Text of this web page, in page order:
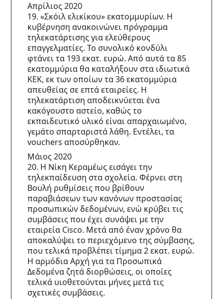
Απρίλιος 2020
19. «Σκόιλ ελικίκου» εκατομμυρίων. Η
κυβέρνηση ανακοινώνει πρόγραμμα
τηλεκατάρτισης για ελεύθερους
επαγγελματίες. Το συνολικό κονδύλι
φτάνει τα 193 εκατ. ευρώ. Από αυτά τα 85
εκατομμύρια θα καταλήξουν στα ιδιωτικά
ΚΕΚ, εκ των οποίων τα 36 εκατομμύρια
απευθείας σε επτά εταιρείες. Η
τηλεκατάρτιση αποδεικνύεται ένα
κακόγουστο αστείο, καθώς το
εκπαιδευτικό υλικό είναι απαρχαιωμένο,
γεμάτο σπαρταριστά λάθη. Εντέλει, τα
vouchers αποσύρθηκαν.
Μάιος 2020
20. Η Νίκη Κεραμέως εισάγει την
τηλεκπαίδευση στα σχολεία. Φέρνει στη
Βουλή ρυθμίσεις που βρίθουν
παραβιάσεων των κανόνων προστασίας
προσωπικών δεδομένων, ενώ κρύβει τις
συμβάσεις που έχει συνάψει με την
εταιρεία Cisco. Μετά από έναν χρόνο θα
αποκαλύψει το περιεχόμενο της σύμβασης,
που τελικά προβλέπει τίμημα 2 εκατ. ευρώ.
Η αρμόδια Αρχή για τα Προσωπικά
Δεδομένα ζητά διορθώσεις, οι οποίες
τελικά υιοθετούνται μήνες μετά τις
σχετικές συμβάσεις.